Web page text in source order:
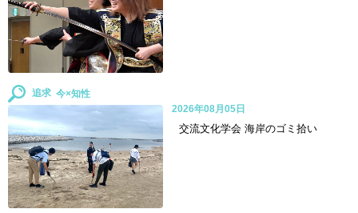
追求
交流文化学会 海岸のゴミ拾い
2026年08月05日